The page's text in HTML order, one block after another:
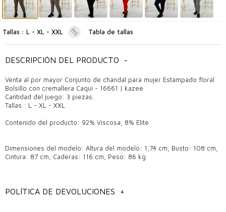
Tallas : L - XL - XXL Tabla de tallas
DESCRIPCIÓN DEL PRODUCTO -
Venta al por mayor Conjunto de chándal para mujer Estampado floral
Bolsillo con cremallera Caqui - 16661 | kazee
Cantidad del juego: 3 piezas.
Tallas : L - XL - XXL
Contenido del producto: 92% Viscosa, 8% Elite
Dimensiones del modelo: Altura del modelo: 1,74 cm, Busto: 108 cm,
Cintura: 87 cm, Caderas: 116 cm, Peso: 86 kg
POLÍTICA DE DEVOLUCIONES +